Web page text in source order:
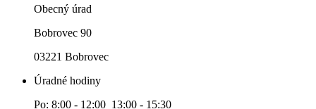
Obecný úrad
Bobrovec 90
03221 Bobrovec
Úradné hodiny
Po: 8:00 - 12:00 13:00 - 15:30